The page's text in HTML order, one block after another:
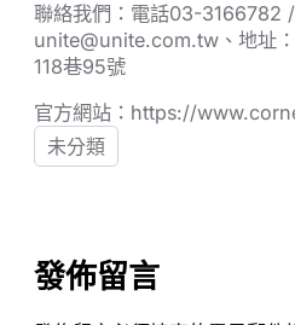
聯絡我們：電話03-3166782
unite@unite.com.tw、地址
118巷95號
官方網站：https://
未分類
發佈留言